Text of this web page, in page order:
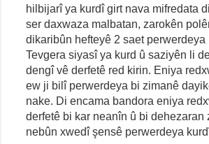
hilbijarî ya kurdî girt nava mifredata
ser daxwaza malbatan, zarokên
dikaribûn hefteyê 2 saet perwerdeya
Tevgera siyasî ya kurd û saziyên li
dengî vê derfetê red kirin. Eniya
ew ji bilî perwerdeya bi zimanê
nake. Di encama bandora eniya
derfetê bi kar neanîn û bi dehezaran
nebûn xwedî şensê perwerdeya